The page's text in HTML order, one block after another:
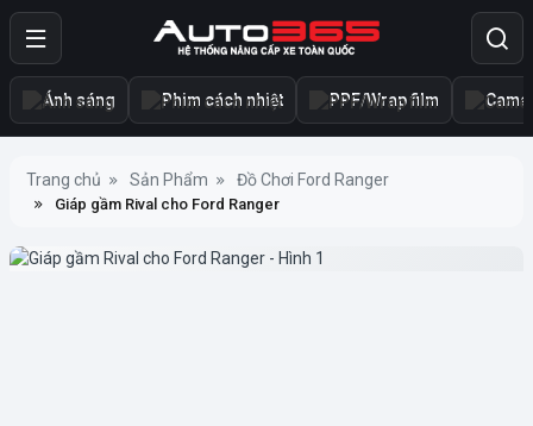
Ánh sáng Phim cách nhiệt PPF/Wrap film
Trang chủ Sản Phẩm Đồ Chơi Ford Ranger
Giáp gầm Rival cho Ford Ranger